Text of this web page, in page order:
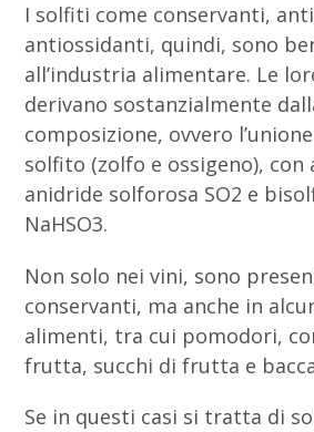
I solfiti come conservanti,
antiossidanti, quindi, sono
all’industria alimentare. Le
derivano sostanzialmente
composizione, ovvero
solfito (zolfo e ossigeno), con
anidride solforosa SO2 e
NaHSO3.
Non solo nei vini, sono
conservanti, ma anche in
alimenti, tra cui pomodori,
frutta, succhi di frutta e
Se in questi casi si tratta di